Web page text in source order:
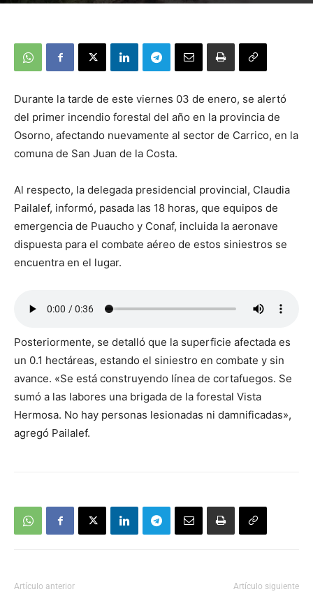
Durante la tarde de este viernes 03 de enero, se alertó
del primer incendio forestal del año en la provincia de
Osorno, afectando nuevamente al sector de Carrico, en la
comuna de San Juan de la Costa.
Al respecto, la delegada presidencial provincial, Claudia
Pailalef, informó, pasada las 18 horas, que equipos de
emergencia de Puaucho y Conaf, incluida la aeronave
dispuesta para el combate aéreo de estos siniestros se
encuentra en el lugar.
Posteriormente, se detalló que la superficie afectada es
un 0.1 hectáreas, estando el siniestro en combate y sin
avance. «Se está construyendo línea de cortafuegos. Se
sumó a las labores una brigada de la forestal Vista
Hermosa. No hay personas lesionadas ni damnificadas»,
agregó Pailalef.
Artículo anterior Artículo siguiente